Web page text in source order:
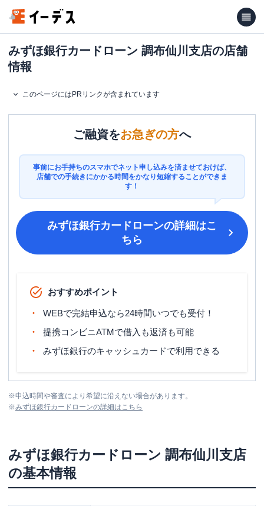
みずほ銀行カードローン 調布仙川支店の店舗
情報
このページにはPRリンクが含まれています
ご融資をお急ぎの方へ
事前にお手持ちのスマホでネット申し込みを済ませておけば、
店舗での手続きにかかる時間をかなり短縮することができま
す！
みずほ銀行カードローンの詳細はこ
ちら
おすすめポイント
WEBで完結申込なら24時間いつでも受付！
提携コンビニATMで借入も返済も可能
みずほ銀行のキャッシュカードで利用できる
※申込時間や審査により希望に沿えない場合があります。
※みずほ銀行カードローンの詳細はこちら
みずほ銀行カードローン 調布仙川支店
の基本情報